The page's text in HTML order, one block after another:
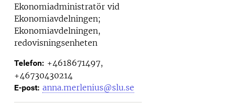
Ekonomiadministratör vid
Ekonomiavdelningen;
Ekonomiavdelningen,
redovisningsenheten
Telefon: +4618671497,
+46730430214
E-post: anna.merlenius@slu.se